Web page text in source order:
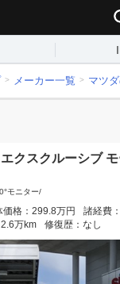
メーカー一覧 マツ
クスクルーシブ
モニター/
格： 299.8万円 諸経費：
2.6万km 修復歴： なし